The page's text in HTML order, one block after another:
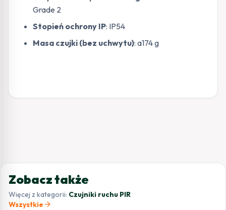
Grade 2
Stopień ochrony IP: IP54
Masa czujki (bez uchwytu): a174 g
Zobacz także
Więcej z kategorii: Czujniki ruchu PIR
Wszystkie arrow_forward